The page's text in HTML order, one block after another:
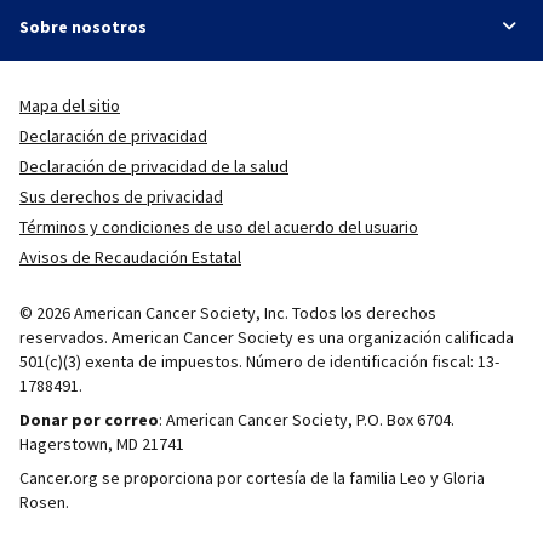
Sobre nosotros
Mapa del sitio
Declaración de privacidad
Declaración de privacidad de la salud
Sus derechos de privacidad
Términos y condiciones de uso del acuerdo del usuario
Avisos de Recaudación Estatal
© 2026 American Cancer Society, Inc. Todos los derechos
reservados. American Cancer Society es una organización calificada
501(c)(3) exenta de impuestos. Número de identificación fiscal: 13-
1788491.
Donar por correo: American Cancer Society, P.O. Box 6704.
Hagerstown, MD 21741
Cancer.org se proporciona por cortesía de la familia Leo y Gloria
Rosen.